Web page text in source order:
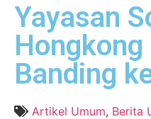
Yayasan
Hongkong
Banding
Artikel Umum, Berita